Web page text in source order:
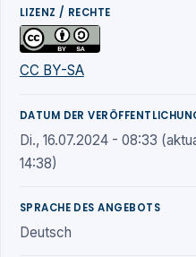
LIZENZ / RECHTE
CC BY-SA
DATUM DER
Di., 16.07.2024 - 08:33
14:38)
SPRACHE DES ANGEBOTS
Deutsch